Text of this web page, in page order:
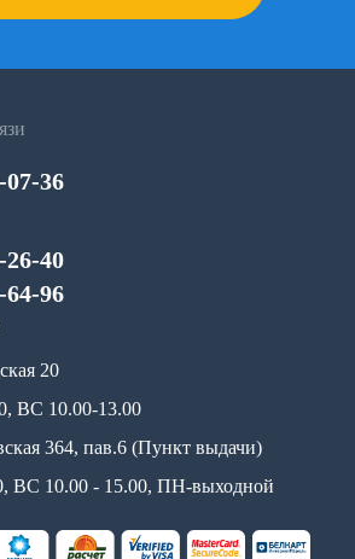
07-36
26-40
64-96
20
ВС 10.00-13.00
364, пав.6 (Пункт выдачи)
ВС 10.00 - 15.00, ПН-выходной